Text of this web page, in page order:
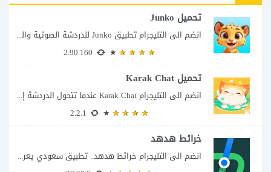
تحميل Junko
انضم الى التليجرام تطبيق Junko للدردشة الصوتية والتواصل بطريقة أكثر تفاعلاً يأتي تطبيق Junko...
تحميل Karak Chat
انضم الى التليجرام Karak Chat عندما تتحول الدردشة إلى تجربة تفاعلية إذا كنت تبحث...
خرائط هدهد
انضم الى التليجرام خرائط هدهد.. تطبيق سعودي يعرف تفاصيل الطريق قبل أن تبدأ رحلتك...